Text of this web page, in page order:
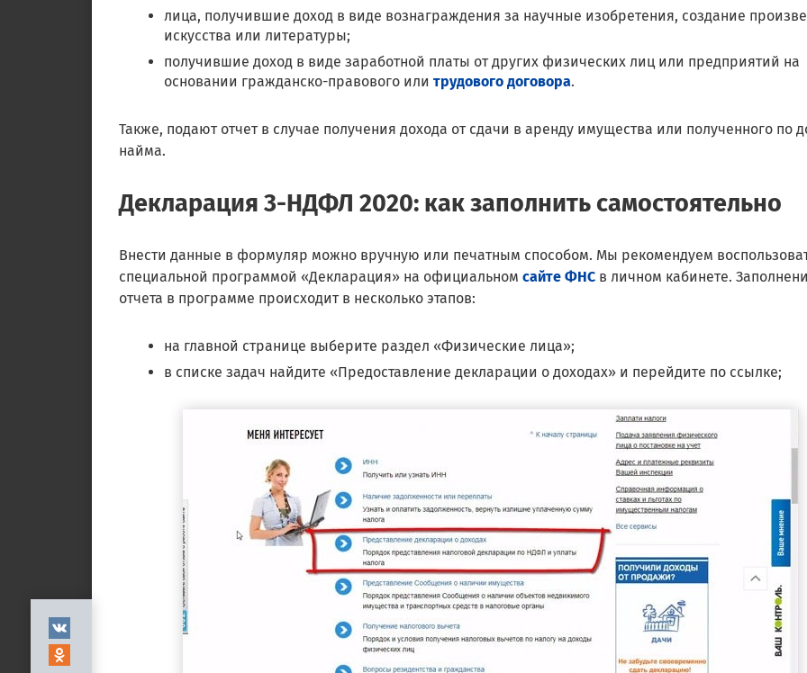
лица, получившие доход в виде вознаграждения за научные изобретения, создание
искусства или литературы;
получившие доход в виде заработной платы от других физических лиц или предприятий на
основании гражданско-правового или трудового договора.
Также, подают отчет в случае получения дохода от сдачи в аренду имущества или полученного по
найма.
Декларация 3-НДФЛ 2020: как заполнить самостоятельно
Внести данные в формуляр можно вручную или печатным способом. Мы рекомендуем
специальной программой «Декларация» на официальном сайте ФНС в личном кабинете.
отчета в программе происходит в несколько этапов:
на главной странице выберите раздел «Физические лица»;
в списке задач найдите «Предоставление декларации о доходах» и перейдите по ссылке;